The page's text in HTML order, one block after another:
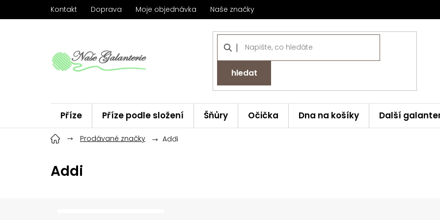
Kontakt Doprava Moje objednávka Naše značky
hledat
Příze Příze podle složení Šňůry Očička Dna na košíky Další
Háčky ChiaoGoo Značky
Prodávané značky Addi
Addi